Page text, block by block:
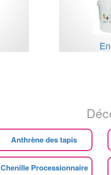
Anthrène des tapis
Chenille Processionnaire